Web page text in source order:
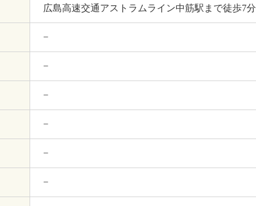
広島高速交通アストラムライン中筋駅まで徒歩7分
−
−
−
−
−
−